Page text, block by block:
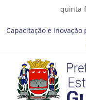
quinta-
Capacitação e
Seu próximo emprego
imagina
Novo curso no
Prefeitura de
editais da PNAB